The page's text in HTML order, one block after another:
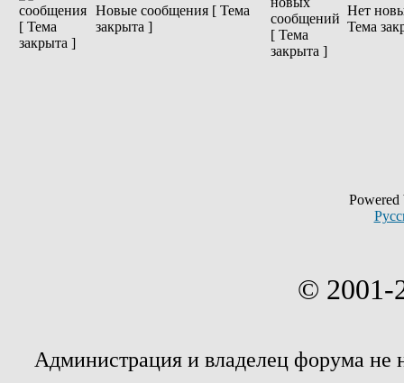
Новые сообщения [ Тема
закрыта ]
Нет
Тема
© 2001-
Администрация и владелец форума не